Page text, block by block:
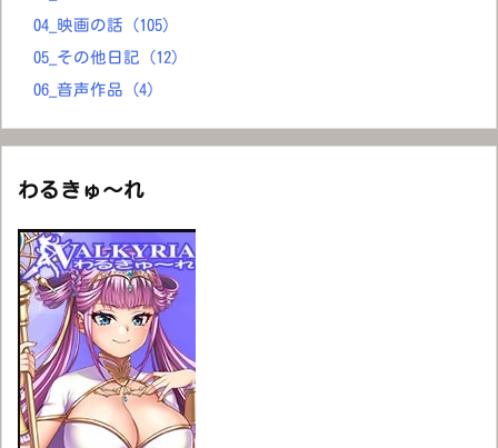
04_映画の話
(105)
05_その他日記
(12)
06_音声作品
(4)
わるきゅ～れ